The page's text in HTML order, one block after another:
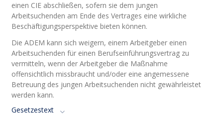
einen CIE abschließen, sofern sie dem jungen
Arbeitsuchenden am Ende des Vertrages eine wirkliche
Beschäftigungsperspektive bieten können.
Die ADEM kann sich weigern, einem Arbeitgeber einen
Arbeitsuchenden für einen Berufseinführungsvertrag zu
vermitteln, wenn der Arbeitgeber die Maßnahme
offensichtlich missbraucht und/oder eine angemessene
Betreuung des jungen Arbeitsuchenden nicht gewährleistet
werden kann.
Gesetzestext